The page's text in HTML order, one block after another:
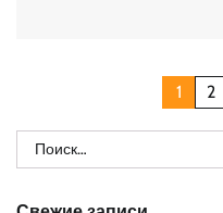
по
записям
1 2
Найти: